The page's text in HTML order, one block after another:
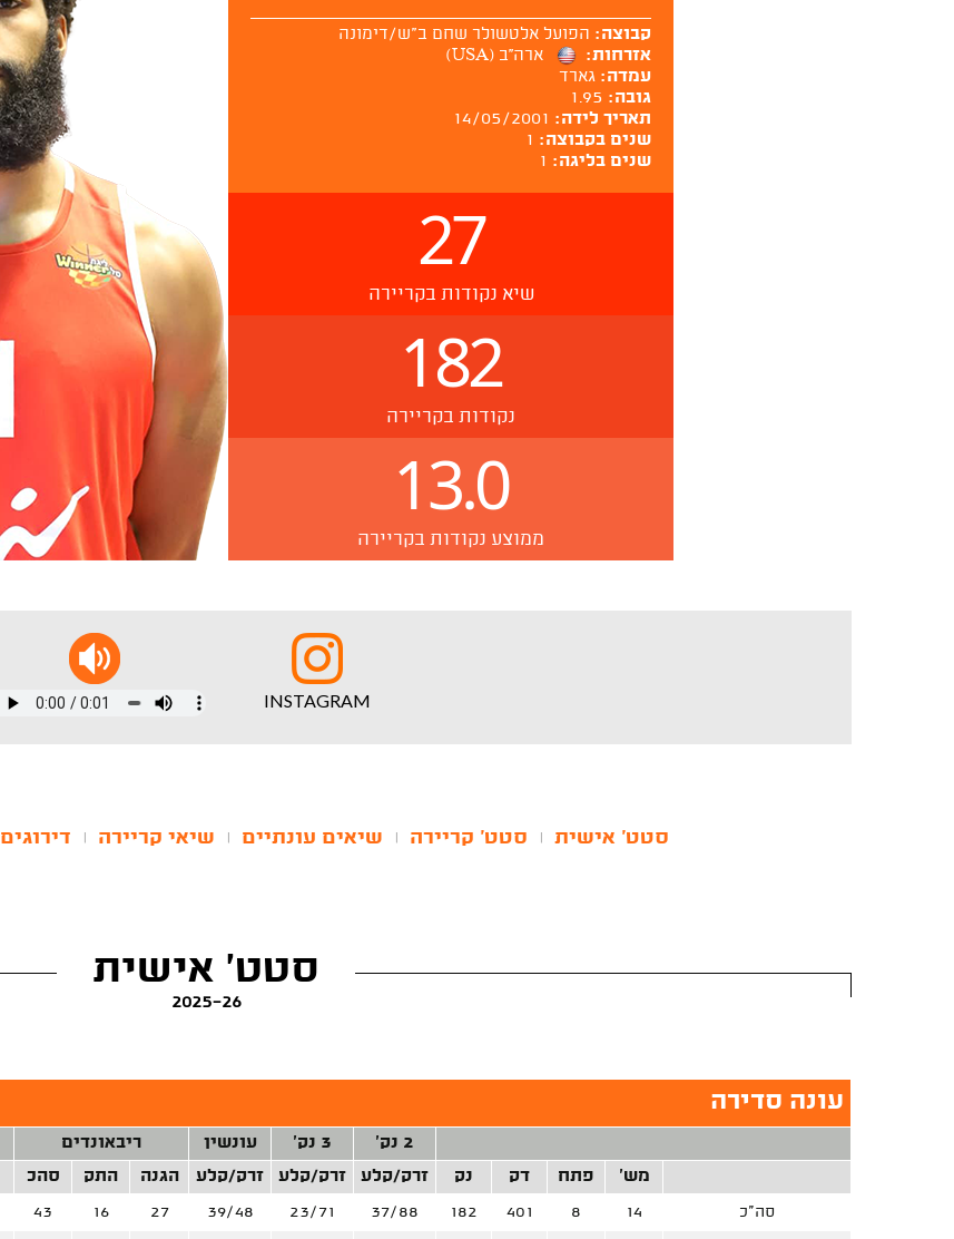
קבוצה: הפועל אלטשולר שחם ב"ש/דימונה
אזרחות:
ארה''ב (USA)
עמדה: גארד
גובה: 1.95
תאריך לידה: 14/05/2001
שנים בקבוצה: 1
שנים בליגה: 1
27
שיא נקודות בקריירה
182
נקודות בקריירה
13.0
ממוצע נקודות בקריירה
INSTAGRAM
סטט' אישית סטט' קריירה שיאים עונתיים שיאי קריירה דירוגים
סטט' אישית
2025-26
עונה סדירה
2 נק' 3 נק' עונשין ריבאונדים
מש'
פתח דק נק זרק/קלע זרק/קלע זרק/קלע הגנה התק סהכ
סה"כ 14
8
401
182
37/88
23/71
39/48
27
16
43